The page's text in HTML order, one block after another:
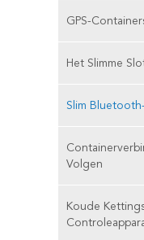
GPS-
Het Slimme
Slim
Volgen
Koude